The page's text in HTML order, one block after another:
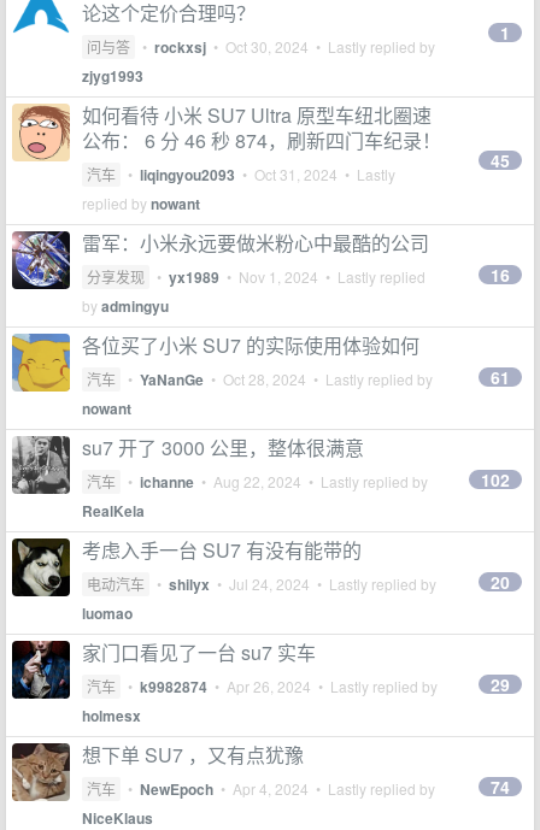
论这个定价合理吗？
问与答 • rockxsj • Oct 30, 2024 • Lastly replied by
zjyg1993
1
如何看待 小米 SU7 Ultra 原型车纽北圈速
公布： 6 分 46 秒 874，刷新四门车纪录！
汽车 • liqingyou2093 • Oct 31, 2024 • Lastly
replied bynowant
45
雷军：小米永远要做米粉心中最酷的公司
分享发现 • yx1989 • Nov 1, 2024 • Lastly replied
byadmingyu
16
各位买了小米 SU7 的实际使用体验如何
汽车 • YaNanGe • Oct 28, 2024 • Lastly replied by
nowant
61
su7 开了 3000 公里，整体很满意
汽车 • ichanne • Aug 22, 2024 • Lastly replied by
RealKela
102
考虑入手一台 SU7 有没有能带的
电动汽车 • shilyx • Jul 24, 2024 • Lastly replied by
luomao
20
家门口看见了一台 su7 实车
汽车 • k9982874 • Apr 26, 2024 • Lastly replied by
holmesx
29
想下单 SU7 ，又有点犹豫
汽车 • NewEpoch • Apr 4, 2024 • Lastly replied by
NiceKlaus
74